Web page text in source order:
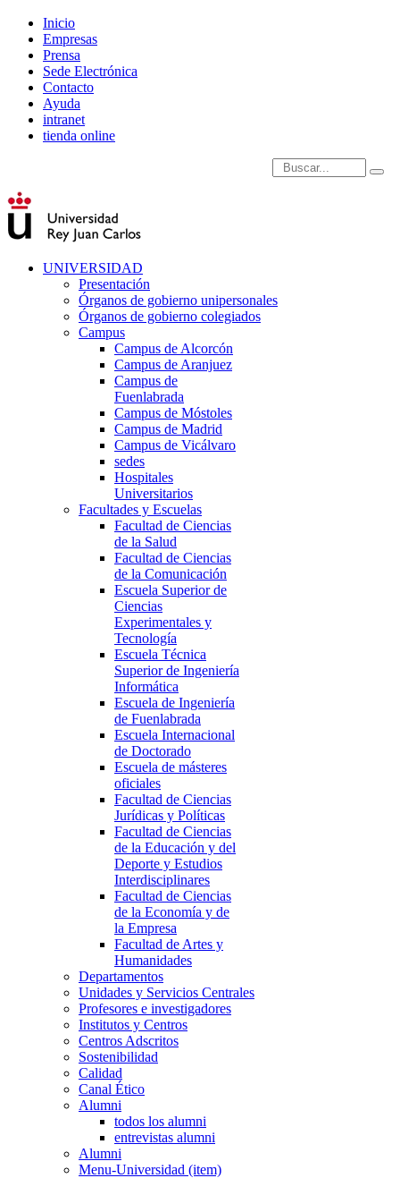
Inicio
Empresas
Prensa
Sede Electrónica
Contacto
Ayuda
intranet
tienda online
Introduce términos de
UNIVERSIDAD
Presentación
Órganos de gobierno unipersonales
Órganos de gobierno colegiados
Campus
Campus de Alcorcón
Campus de Aranjuez
Campus de
Fuenlabrada
Campus de Móstoles
Campus de Madrid
Campus de Vicálvaro
sedes
Hospitales
Universitarios
Facultades y Escuelas
Facultad de Ciencias
de la Salud
Facultad de Ciencias
de la Comunicación
Escuela Superior de
Ciencias
Experimentales y
Tecnología
Escuela Técnica
Superior de Ingeniería
Informática
Escuela de Ingeniería
de Fuenlabrada
Escuela Internacional
de Doctorado
Escuela de másteres
oficiales
Facultad de Ciencias
Jurídicas y Políticas
Facultad de Ciencias
de la Educación y del
Deporte y Estudios
Interdisciplinares
Facultad de Ciencias
de la Economía y de
la Empresa
Facultad de Artes y
Humanidades
Departamentos
Unidades y Servicios Centrales
Profesores e investigadores
Institutos y Centros
Centros Adscritos
Sostenibilidad
Calidad
Canal Ético
Alumni
todos los alumni
entrevistas alumni
Alumni
Menu-Universidad (item)